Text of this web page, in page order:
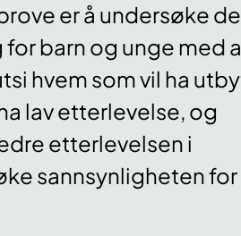
er å undersøke
barn og unge med
hvem som vil ha
lav etterlevelse, og
etterlevelsen i
sannsynligheten for